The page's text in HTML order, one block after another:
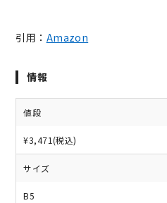
引用： Amazon
情報
値段
¥3,471(税込)
サイズ
B5